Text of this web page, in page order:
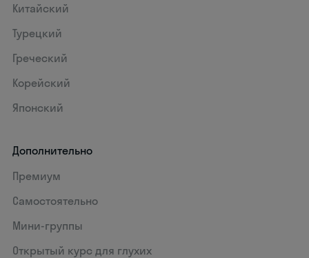
Китайский
Турецкий
Греческий
Корейский
Японский
Дополнительно
Премиум
Самостоятельно
Мини-группы
Открытый курс для глухих